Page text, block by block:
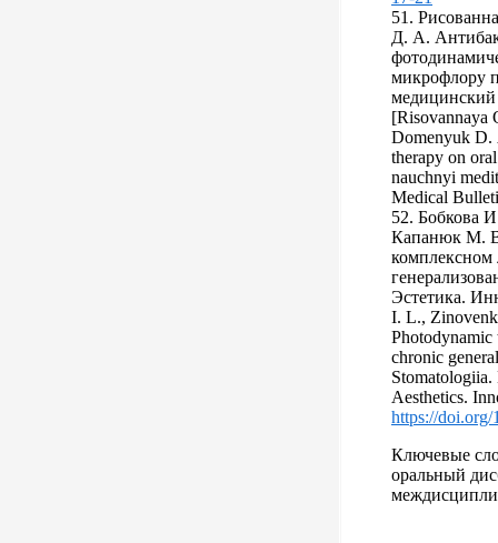
51.
Д. А.
микрофлору
медицинский
[Risovannaya
Domenyuk D.
therapy on
nauchnyi
Medical
52. Бобкова
Капанюк М.
комплексном
Эстетика.
I. L.,
Photodynamic
chronic
Aesthetics.
https://doi.org/
Ключевые
оральный